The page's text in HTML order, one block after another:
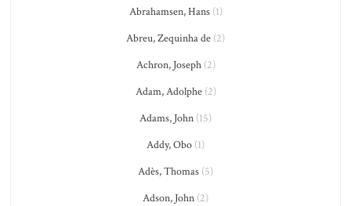
Abrahamsen, Hans(1)
Abreu, Zequinha de (2)
Achron, Joseph(2)
Adam, Adolphe(2)
Adams, John (15)
Addy, Obo (1)
Adès, Thomas (5)
Adson, John (2)